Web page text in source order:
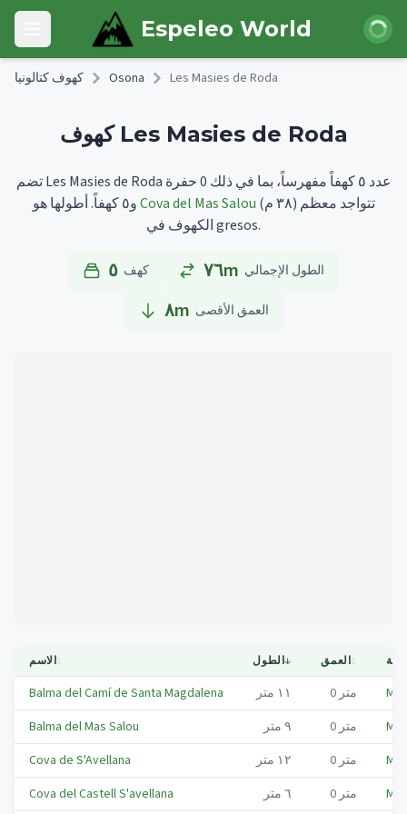
Skip to main content
Open main menu Espeleo World الدخول
كهوف كتالونيا Osona Les Masies de Roda
كهوف Les Masies de Roda
تضم Les Masies de Roda عدد ٥ كهفاً مفهرساً، بما في ذلك 0 حفرة
و٥ كهفاً.Cova del Mas Salou (٣٨ م) تتواجد معظم
الكهوف في gresos.
٥ كهف ٧٦m الطول الإجمالي
٨m العمق الأقصى
الاسم↕ الطول↓ العمق↕
Balma del Camí de Santa Magdalena ١١ متر 0 متر
Balma del Mas Salou
٩ متر 0 متر
Cova de S'Avellana
١٢ متر 0 متر
Cova del Castell S'avellana
٦ متر 0 متر